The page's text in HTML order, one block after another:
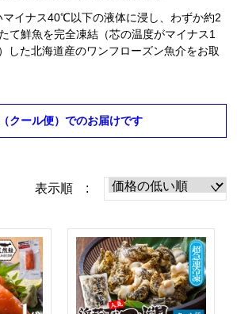
マイナス40℃以下の液体に浸し、わずか約2
て鮮魚を完全凍結（芯の温度がマイナス1
した北海道産のワンフローズン魚介をお取
クール便）でのお届けです
表示順 :